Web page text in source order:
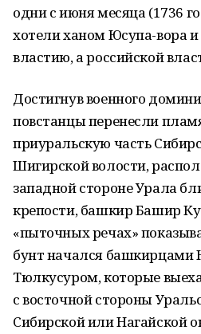
одни с июня месяца (1736
хотели ханом Юсупа-вора и
властию, а российской
Достигнув военного
повстанцы перенесли
приуральскую часть
Шигирской волости,
западной стороне Урала
крепости, башкир Башир
«пыточных речах»
бунт начался
Тюлкусуром, которые
с восточной стороны
Сибирской или Нагайской